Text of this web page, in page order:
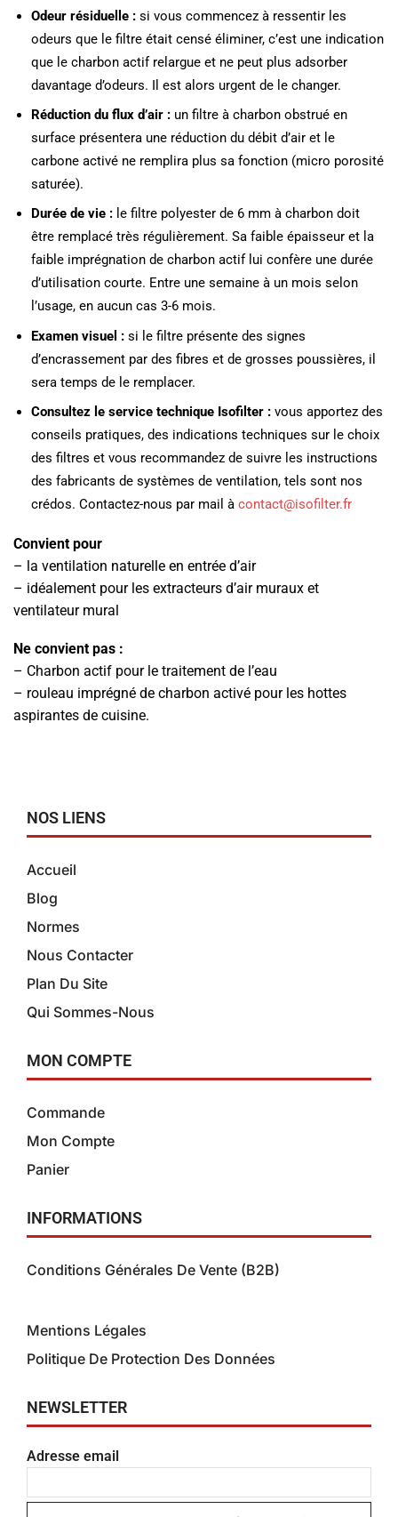
Odeur résiduelle : si vous commencez à ressentir les
odeurs que le filtre était censé éliminer, c’est une indication
que le charbon actif relargue et ne peut plus adsorber
davantage d’odeurs. Il est alors urgent de le changer.
Réduction du flux d’air : un filtre à charbon obstrué en
surface présentera une réduction du débit d’air et le
carbone activé ne remplira plus sa fonction (micro porosité
saturée).
Durée de vie : le filtre polyester de 6 mm à charbon doit
être remplacé très régulièrement. Sa faible épaisseur et la
faible imprégnation de charbon actif lui confère une durée
d’utilisation courte. Entre une semaine à un mois selon
l’usage, en aucun cas 3-6 mois.
Examen visuel : si le filtre présente des signes
d’encrassement par des fibres et de grosses poussières, il
sera temps de le remplacer.
Consultez le service technique Isofilter : vous apportez des
conseils pratiques, des indications techniques sur le choix
des filtres et vous recommandez de suivre les instructions
des fabricants de systèmes de ventilation, tels sont nos
crédos. Contactez-nous par mail à contact@isofilter.fr
Convient pour
– la ventilation naturelle en entrée d’air
– idéalement pour les extracteurs d’air muraux et
ventilateur mural
Ne convient pas :
– Charbon actif pour le traitement de l’eau
– rouleau imprégné de charbon activé pour les hottes
aspirantes de cuisine.
NOS LIENS
Accueil
Blog
Normes
Nous Contacter
Plan Du Site
Qui Sommes-Nous
MON COMPTE
Commande
Mon Compte
Panier
INFORMATIONS
Conditions Générales De Vente (B2B)
Mentions Légales
Politique De Protection Des Données
NEWSLETTER
Adresse email